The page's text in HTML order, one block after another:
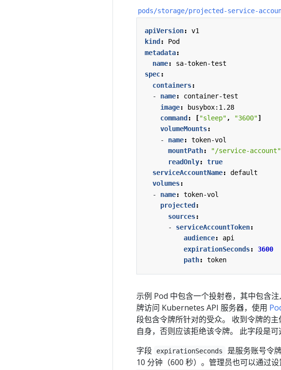
pods/storage/projected-service-
apiVersion:
v1
kind :
Pod
metadata:
name:
sa-token-test
spec:
containers:
- name:
container-test
image:
busybox:1.28
command : ["sleep" , "3600"]
volumeMounts:
- name:
token-vol
mountPath:
"/service-account"
readOnly:
true
serviceAccountName:
default
volumes:
- name:
token-vol
projected :
sources:
- serviceAccountToken:
audience:
api
expirationSeconds:
3600
path: token
示例 Pod 中包含一个投射卷，其中包含
牌访问 Kubernetes API 服务器，使用
段包含令牌所针对的受众。 收到令牌的
自身，否则应该拒绝该令牌。 此字段是可
字段
expirationSeconds
是服务账号令
10 分钟（600 秒）。管理员也可以通过